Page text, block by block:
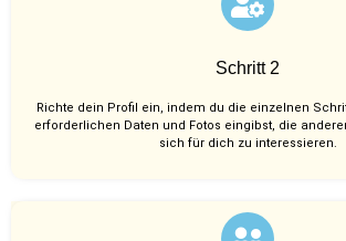
Schritt 2
Richte dein Profil ein, indem du die einzelnen
erforderlichen Daten und Fotos eingibst, die
sich für dich zu interessieren.